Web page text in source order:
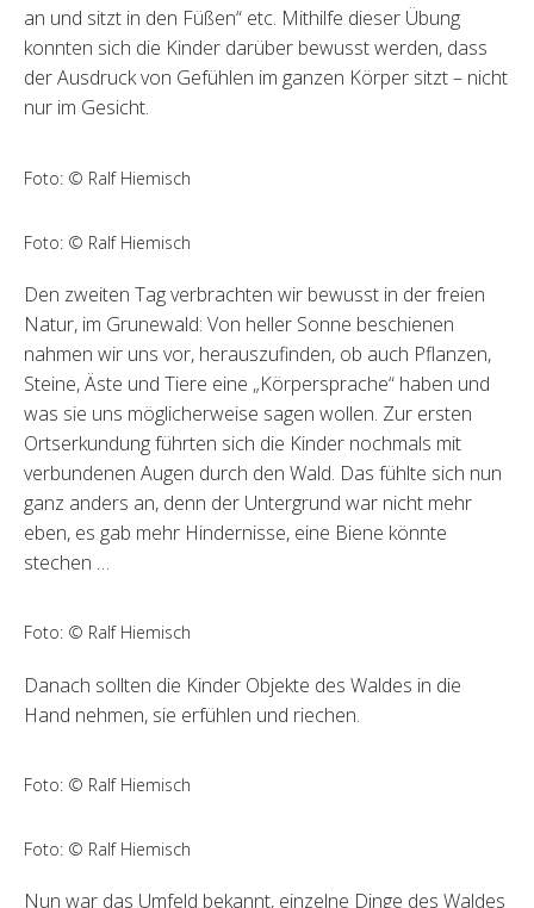
an und sitzt in den Füßen“ etc. Mithilfe dieser Übung
konnten sich die Kinder darüber bewusst werden, dass
der Ausdruck von Gefühlen im ganzen Körper sitzt – nicht
nur im Gesicht.
Foto: © Ralf Hiemisch
Foto: © Ralf Hiemisch
Den zweiten Tag verbrachten wir bewusst in der freien
Natur, im Grunewald: Von heller Sonne beschienen
nahmen wir uns vor, herauszufinden, ob auch Pflanzen,
Steine, Äste und Tiere eine „Körpersprache“ haben und
was sie uns möglicherweise sagen wollen. Zur ersten
Ortserkundung führten sich die Kinder nochmals mit
verbundenen Augen durch den Wald. Das fühlte sich nun
ganz anders an, denn der Untergrund war nicht mehr
eben, es gab mehr Hindernisse, eine Biene könnte
stechen …
Foto: © Ralf Hiemisch
Danach sollten die Kinder Objekte des Waldes in die
Hand nehmen, sie erfühlen und riechen.
Foto: © Ralf Hiemisch
Foto: © Ralf Hiemisch
Nun war das Umfeld bekannt, einzelne Dinge des Waldes